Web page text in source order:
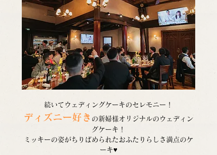
続いてウェディングケーキのセレモニー！
ディズニー好き の新婦様オリジナルのウェディン
グケーキ！
ミッキーの姿がちりばめられたおふたりらしさ満点のケ
ーキ♥